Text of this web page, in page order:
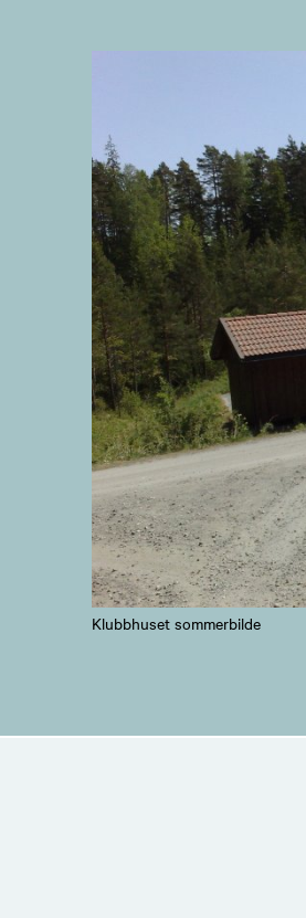
Klubbhuset sommerbilde